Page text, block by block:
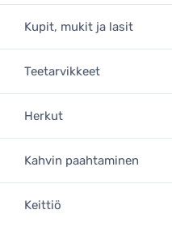
Kupit, mukit ja lasit
Teetarvikkeet
Herkut
Kahvin paahtaminen
Keittiö